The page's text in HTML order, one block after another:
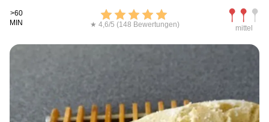
Kochdauer
>60
MIN
Bewerten
★ 4,6/5 (148 Bewertungen) mittel